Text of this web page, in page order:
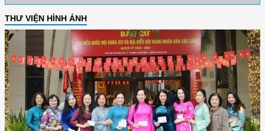
THƯ VIỆN HÌNH ẢNH